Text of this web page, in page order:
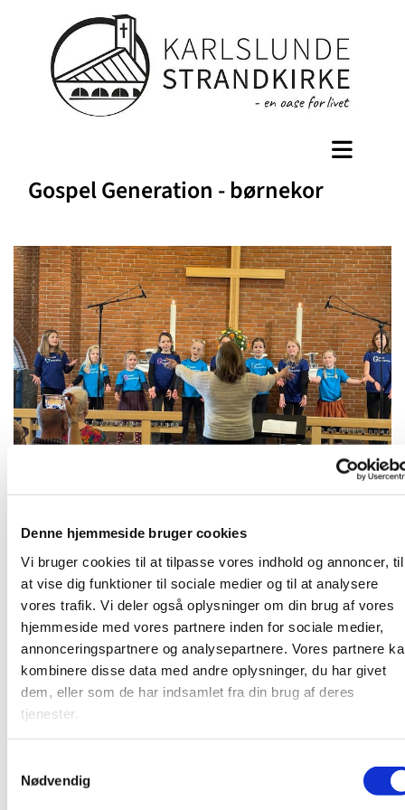
Denne hjemmeside bruger cookies
Vi bruger cookies til at tilpasse vores indhold og annoncer, til
at vise dig funktioner til sociale medier og til at analysere
vores trafik. Vi deler også oplysninger om din brug af vores
hjemmeside med vores partnere inden for sociale medier,
annonceringspartnere og analysepartnere. Vores partnere
kombinere disse data med andre oplysninger, du har givet
dem, eller som de har indsamlet fra din brug af deres
tjenester.
Nødvendig
Gospel Generation - børnekor
Mandag 14. december 2026, kl. 16:00
Børnegospelkor for børn i 0. - 2. klasse. Læs mere på
www.strandkirken.dk/gospel
Du vil måske også kunne lide...